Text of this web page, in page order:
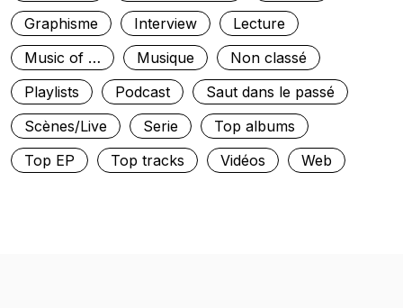
Graphisme
Interview
Lecture
Music of …
Musique
Non classé
Playlists
Podcast
Saut dans le passé
Scènes/Live
Serie
Top albums
Top EP
Top tracks Vidéos Web